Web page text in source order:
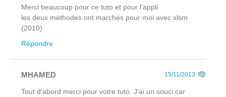
Merci beaucoup pour ce tuto et pour l'appli
les deux méthodes ont marchés pour moi avec xlsm
(2010)
Répondre
MHAMED 15/11/2013
Tout d'abord merci pour votre tuto. J'ai un souci car